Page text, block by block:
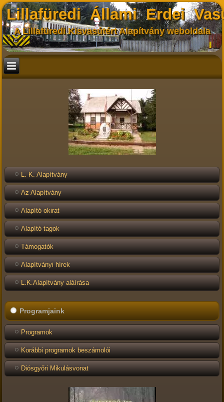
Lillafüredi Állami Erdei
A Lillafüredi Kisvasútért Alapítvány weboldala
L. K. Alapítvány
Az Alapítvány
Alapító okirat
Alapító tagok
Támogatók
Alapítványi hírek
L.K.Alapítvány aláírása
Programjaink
Programok
Korábbi programok beszámolói
Diósgyőri Mikulásvonat